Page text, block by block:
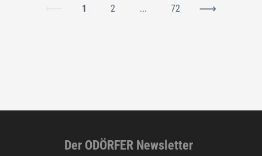
1 2 ... 72
Der ODÖRFER Newsletter